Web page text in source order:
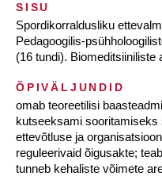
SISU
Spordikorraldusliku
Pedagoogilis-
(16 tundi). Biomeditsiiniliste
ÕPIVÄLJUNDID
omab teoreetilisi
kutseeksami sooritamiseks
ettevõtluse ja
reguleerivaid õigusakte;
tunneb kehaliste võimete